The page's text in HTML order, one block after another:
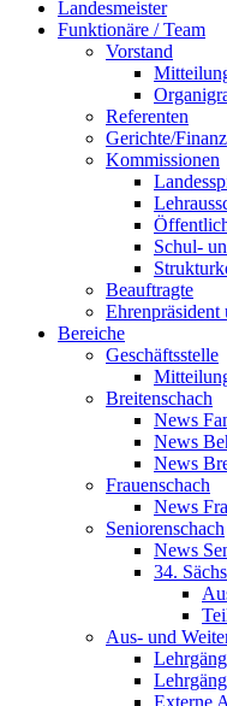
Landesmeister
Funktionäre / Team
Vorstand
Referenten
Gerichte/
Kommissionen
Schul-
Beauftragte
Bereiche
Geschäftsstelle
Breitenschach
News
News
News
Frauenschach
News
Seniorenschach
News
34.
Aus- und
Externe